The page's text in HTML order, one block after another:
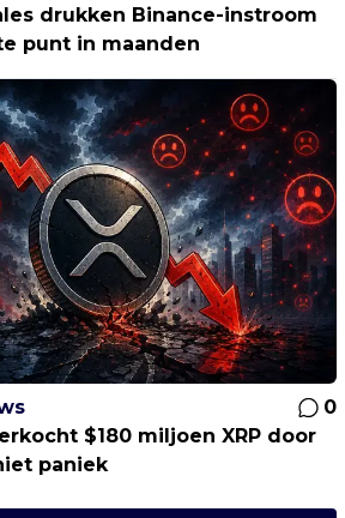
drukken Binance-instroom
punt in maanden
0
$180 miljoen XRP door
paniek